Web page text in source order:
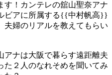
す！カンテレの舘山聖奈アナ
ビアに所属する{{中村帆高}}
夫婦のリアルを教えてもらい
アナは大阪で暮らす遠距離夫
た２人のなれそめを聞いてみ